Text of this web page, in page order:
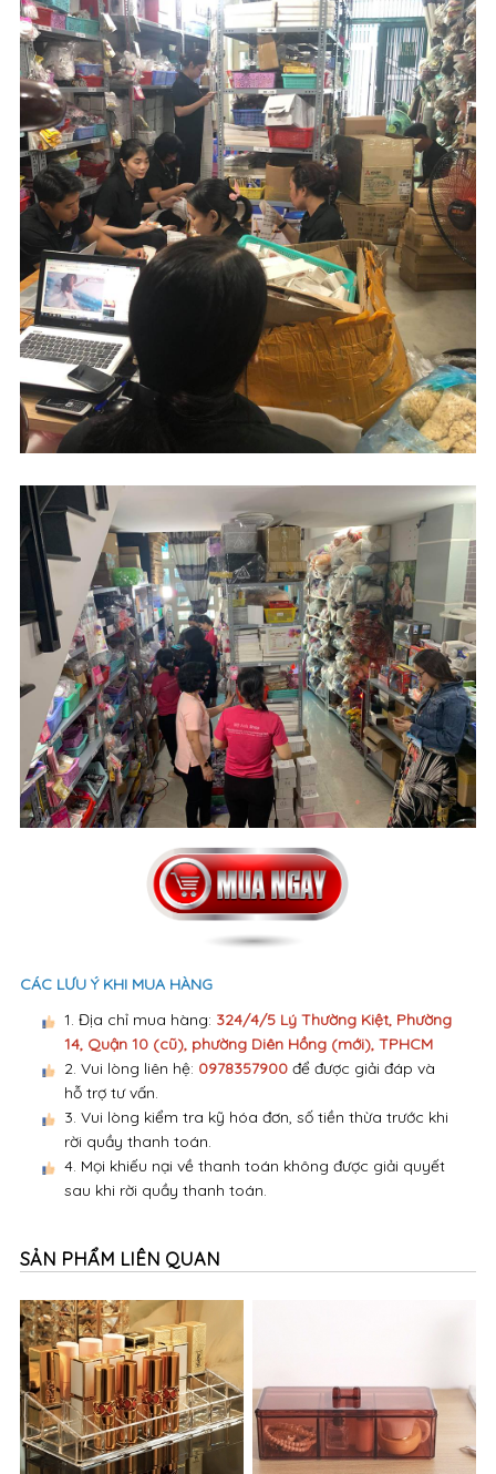
CÁC LƯU Ý KHI MUA HÀNG
1. Địa chỉ mua hàng: 324/4/5 Lý Thường Kiệt, Phường
14, Quận 10 (cũ), phường Diên Hồng (mới), TPHCM
2. Vui lòng liên hệ: 0978357900để được giải đáp và
hỗ trợ tư vấn.
3. Vui lòng kiểm tra kỹ hóa đơn, số tiền thừa trước khi
rời quầy thanh toán.
4. Mọi khiếu nại về thanh toán không được giải quyết
sau khi rời quầy thanh toán.
SẢN PHẨM LIÊN QUAN